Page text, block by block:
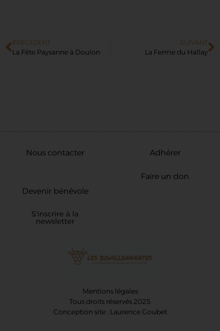
PRÉCÉDENT
La Fête Paysanne à Doulon
SUIVANT
La Ferme du Hallay
Nous contacter Adhérer
Devenir bénévole
Faire un don
S'inscrire à la
newsletter
Mentions légales
Tous droits réservés 2025
Conception site : Laurence Goubet